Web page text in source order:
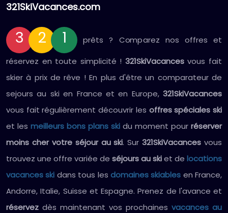
321SkiVacances.com
3 2 1
prêts ? Comparez nos offres et
réservez en toute simplicité ! 321SkiVacancesvous fait
skier à prix de rêve ! En plus d'être un comparateur de
sejours au ski en France et en Europe, 321SkiVacances
vous fait régulièrement découvrir les offres spéciales ski
et les meilleurs bons plans ski du moment pour réserver
moins cher votre séjour au ski. Sur321SkiVacances vous
trouvez une offre variée de séjours au skiet de locations
vacances ski dans tous les domaines skiables en France,
Andorre, Italie, Suisse et Espagne. Prenez de l'avance et
réservez dès maintenant vos prochaines vacances au